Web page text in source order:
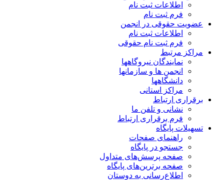
اطلاعات ثبت نام
فرم ثبت نام
عضویت حقوقی در انجمن
اطلاعات ثبت نام
فرم ثبت نام حقوقی
مراکز مرتبط
نمایندگان نیروگاهها
انجمن ها و سازمانها
دانشگاهها
مراکز استانی
برقراری ارتباط
نشانی و تلفن ما
فرم برقراری ارتباط
تسهیلات پایگاه
راهنمای صفحات
جستجو در پایگاه
صفحه پرسش‌های متداول
صفحه برترین‌های پایگاه
اطلاع‌رسانی به دوستان